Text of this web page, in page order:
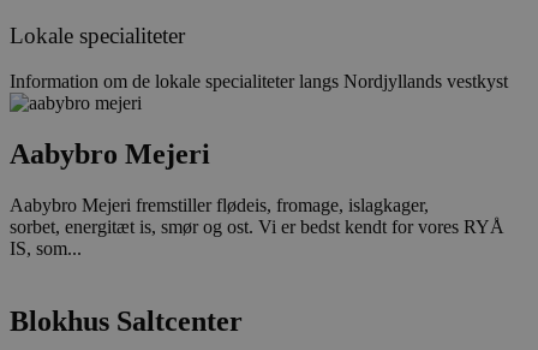
Lokale specialiteter
Information om de lokale specialiteter langs Nordjyllands vestkyst
Aabybro Mejeri
Aabybro Mejeri fremstiller flødeis, fromage, islagkager,
sorbet, energitæt is, smør og ost. Vi er bedst kendt for vores RYÅ
IS, som...
Blokhus Saltcenter